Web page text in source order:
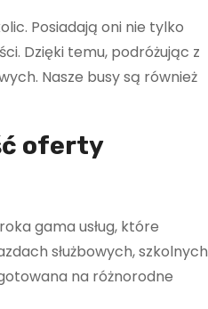
Posiadają oni nie tylko
Dzięki temu, podróżując z
Nasze busy są również
oferty
gama usług, które
służbowych, szkolnych
na różnorodne